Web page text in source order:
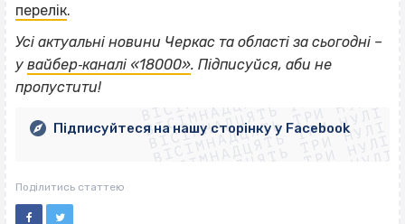
перелік.
Усі актуальні новини Черкас та області за сьогодні –
у вайбер‐каналі «18000». Підписуйся, аби не
пропустити!
ВІСІМНАДЦЯТЬ ТРИ НУЛІ
ВІСІМНАДЦЯТЬ ТРИ НУЛІ
ВІСІМНАДЦЯТЬ ТРИ НУЛІ
ВІСІМНАДЦЯТЬ ТРИ НУЛІ
ВІСІМНАДЦЯТЬ ТРИ НУЛІ
ВІСІМНАДЦЯТЬ ТРИ НУЛІ
ВІСІМНАДЦЯТЬ ТРИ НУЛІ
ВІСІМНАДЦЯТЬ ТРИ НУЛІ
Підписуйтеся на нашу сторінку у Facebook
Поділитись статтею